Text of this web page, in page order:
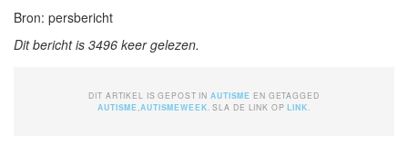
Bron: persbericht
Dit bericht is 3496 keer gelezen.
DIT ARTIKEL IS GEPOST INAUTISME EN GETAGGED
AUTISME ,AUTISMEWEEK . SLA DE LINK OPLINK